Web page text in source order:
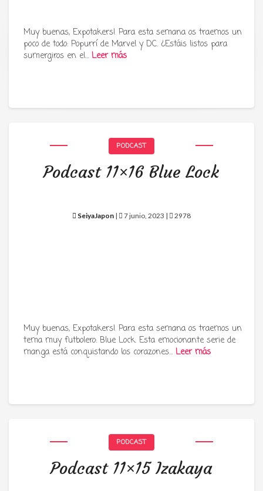
Tu radio y podcast sobre manga,
anime y cultura japonesa ツ
Muy buenas, Expotakers! Para esta semana os traemos un
poco de todo: Popurrí de Marvel y DC. ¿Estáis listos para
sumergiros en el… Leer más
PODCAST
Podcast 11×16 Blue Lock
SeiyaJapon | 7 junio, 2023 | 2978
Muy buenas, Expotakers! Para esta semana os traemos un
tema muy futbolero: Blue Lock. Esta emocionante serie de
manga está conquistando los corazones… Leer más
PODCAST
Podcast 11×15 Izakaya